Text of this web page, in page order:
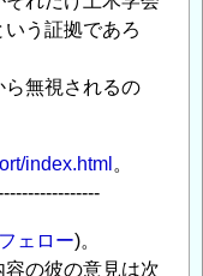
う証拠であろ
無視されるの
index.html 。
ェロー)。
の彼の意見は次